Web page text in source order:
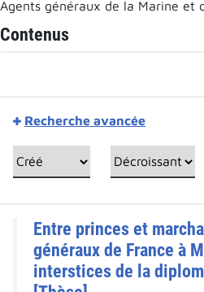
Agents généraux de la Marine et
Contenus
Recherche avancée
Entre princes et
généraux de France à
interstices de la